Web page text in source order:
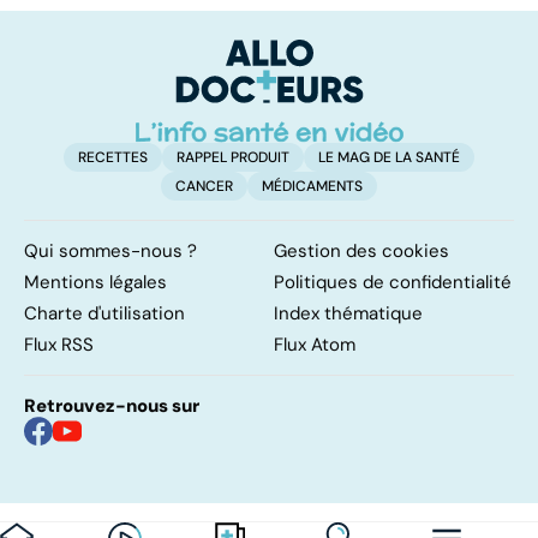
d'angine ?
RECETTES RAPPEL PRODUIT
LE MAG DE LA SANTÉ
CANCER
MÉDICAMENTS
Qui sommes-nous ?
Gestion des cookies
Mentions légales
Politiques de confidentialité
Charte d'utilisation
Index thématique
Flux RSS
Flux Atom
Retrouvez-nous sur